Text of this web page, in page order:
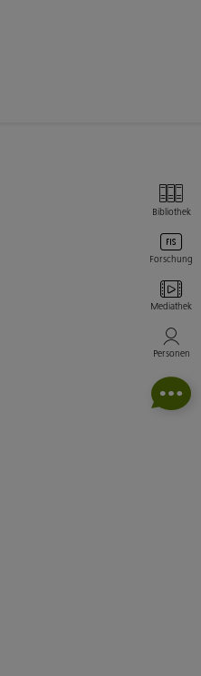
Bibliothek
Forschung
Mediathek
Personen